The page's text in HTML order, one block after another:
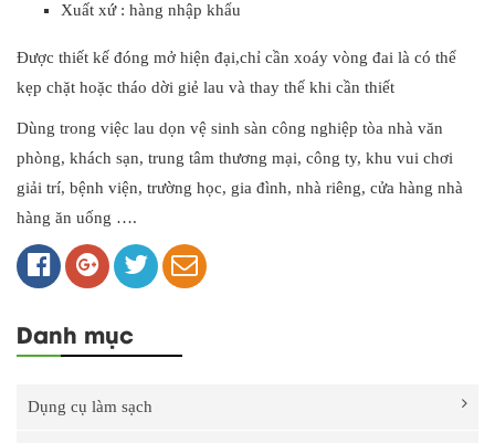
Xuất xứ : hàng nhập khẩu
Được thiết kế đóng mở hiện đại,chỉ cần xoáy vòng đai là có thể
kẹp chặt hoặc tháo dời giẻ lau và thay thế khi cần thiết
Dùng trong việc lau dọn vệ sinh sàn công nghiệp tòa nhà văn
phòng, khách sạn, trung tâm thương mại, công ty, khu vui chơi
giải trí, bệnh viện, trường học, gia đình, nhà riêng, cửa hàng nhà
hàng ăn uống ….
Danh mục
Dụng cụ làm sạch